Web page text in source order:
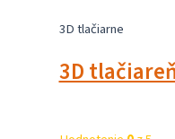
3D tlačiarne
3D tlačiareň